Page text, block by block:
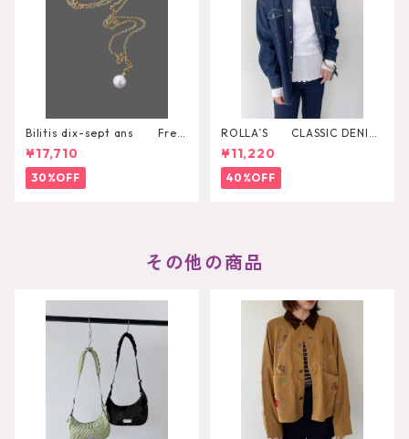
Bilitis dix-sept ans Fres
h Pearl Pendant
¥17,710
30%OFF
ROLLA’S CLASSIC DENIM
SHIRT RINSE
¥11,220
40%OFF
その他の商品